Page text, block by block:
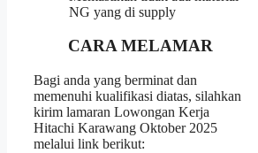
NG yang di supply
CARA MELAMAR
Bagi anda yang berminat dan
memenuhi kualifikasi diatas, silahkan
kirim lamaran Lowongan Kerja
Hitachi Karawang Oktober 2025
melalui link berikut: